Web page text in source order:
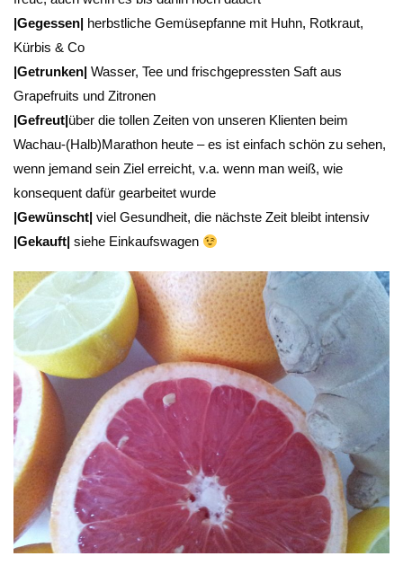
|Gegessen| herbstliche Gemüsepfanne mit Huhn, Rotkraut,
Kürbis & Co
|Getrunken| Wasser, Tee und frischgepressten Saft aus
Grapefruits und Zitronen
|Gefreut|über die tollen Zeiten von unseren Klienten beim
Wachau-(Halb)Marathon heute – es ist einfach schön zu sehen,
wenn jemand sein Ziel erreicht, v.a. wenn man weiß, wie
konsequent dafür gearbeitet wurde
|Gewünscht| viel Gesundheit, die nächste Zeit bleibt intensiv
|Gekauft| siehe Einkaufswagen